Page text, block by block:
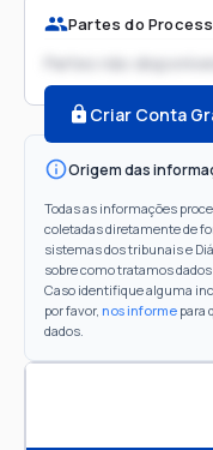
Partes do
Partes não disponíveis
Criar Conta
Origem das
Todas as informações
coletadas diretamente de
sistemas dos tribunais e
sobre como tratamos
Caso identifique alguma
por favor, nos informe para
dados.